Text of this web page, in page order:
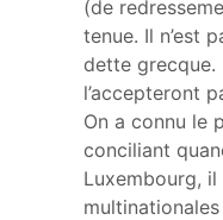
(de
tenue. Il n’est
dette grecque.
l’accepteront
On a connu le
conciliant
Luxembourg,